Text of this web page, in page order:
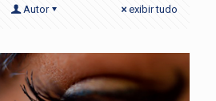
Autor exibir tudo